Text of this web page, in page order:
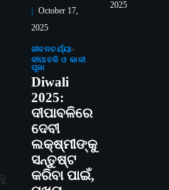
October 17,
2025
2025
ଜୀବନଚର୍ଯ୍ୟା
ଦୀପାବଳି ଓ କାଳୀ
ପୂଜା
Diwali
2025:
ଦୀପାବଳିରେ
ଦେବୀ
ଲକ୍ଷ୍ମୀଙ୍କୁ
ସନ୍ତୁଷ୍ଟ
କରିବା ପାଇଁ,